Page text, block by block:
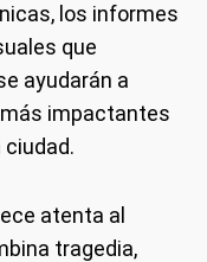
los informes
que
ayudarán a
impactantes
atenta al
tragedia,